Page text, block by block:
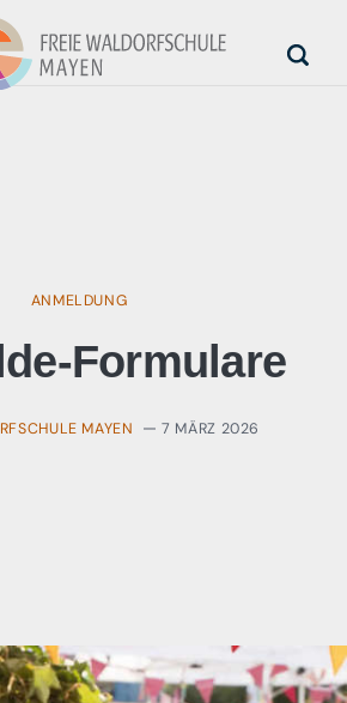
ANMELDUNG
Formulare
MAYEN 7 MÄRZ 2026
Unterstützung